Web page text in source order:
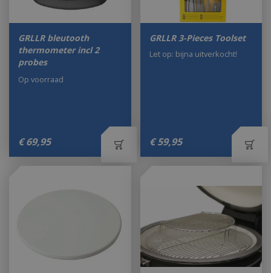
GRLLR bleutooth
thermometer incl 2
probes
€ 69,95
Op voorraad
GRLLR 3-Pieces Toolset
€ 59,95
Let op: bijna uitverkocht!